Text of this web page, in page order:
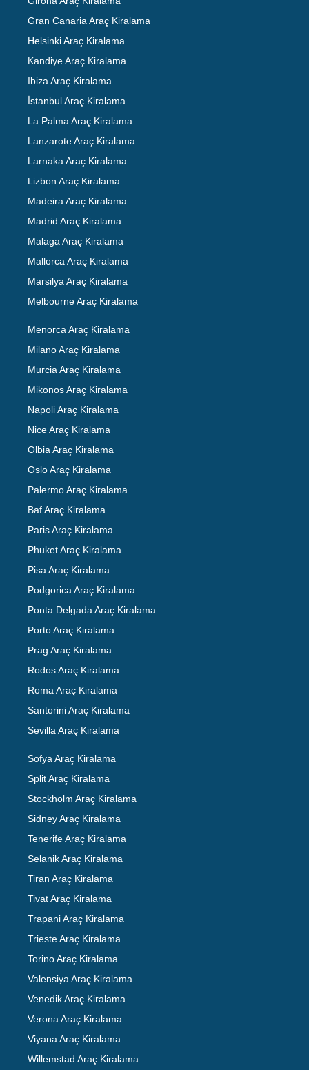
Gran Canaria Araç Kiralama
Helsinki Araç Kiralama
Kandiye Araç Kiralama
Ibiza Araç Kiralama
İstanbul Araç Kiralama
La Palma Araç Kiralama
Lanzarote Araç Kiralama
Larnaka Araç Kiralama
Lizbon Araç Kiralama
Madeira Araç Kiralama
Madrid Araç Kiralama
Malaga Araç Kiralama
Mallorca Araç Kiralama
Marsilya Araç Kiralama
Melbourne Araç Kiralama
Menorca Araç Kiralama
Milano Araç Kiralama
Murcia Araç Kiralama
Mikonos Araç Kiralama
Napoli Araç Kiralama
Nice Araç Kiralama
Olbia Araç Kiralama
Oslo Araç Kiralama
Palermo Araç Kiralama
Baf Araç Kiralama
Paris Araç Kiralama
Phuket Araç Kiralama
Pisa Araç Kiralama
Podgorica Araç Kiralama
Ponta Delgada Araç Kiralama
Porto Araç Kiralama
Prag Araç Kiralama
Rodos Araç Kiralama
Roma Araç Kiralama
Santorini Araç Kiralama
Sevilla Araç Kiralama
Sofya Araç Kiralama
Split Araç Kiralama
Stockholm Araç Kiralama
Sidney Araç Kiralama
Tenerife Araç Kiralama
Selanik Araç Kiralama
Tiran Araç Kiralama
Tivat Araç Kiralama
Trapani Araç Kiralama
Trieste Araç Kiralama
Torino Araç Kiralama
Valensiya Araç Kiralama
Venedik Araç Kiralama
Verona Araç Kiralama
Viyana Araç Kiralama
Willemstad Araç Kiralama